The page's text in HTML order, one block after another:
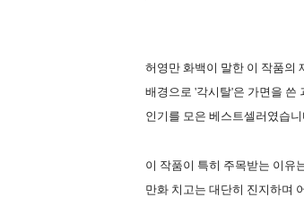
허영만 화백이 말한 이 작품의
배경으로 '각시탈'은 가면을 쓴
인기를 모은 베스트셀러였습
이 작품이 특히 주목받는 이유
만화 치고는 대단히 진지하며